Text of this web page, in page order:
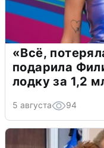
«Всё,
подарила
лодку за 1,2
5 августа 94